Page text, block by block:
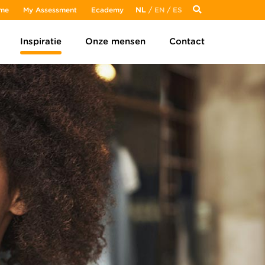
My Assessment Ecademy NL / EN / ES
Inspiratie Onze mensen Contact